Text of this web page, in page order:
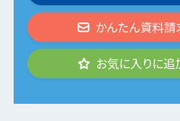
かんたん資料請
お気に入りに追